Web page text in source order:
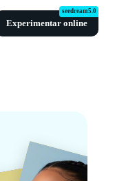
Experimentar online
seedream5.0